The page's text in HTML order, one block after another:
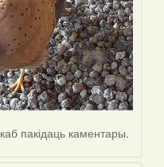
каб пакідаць каментары.